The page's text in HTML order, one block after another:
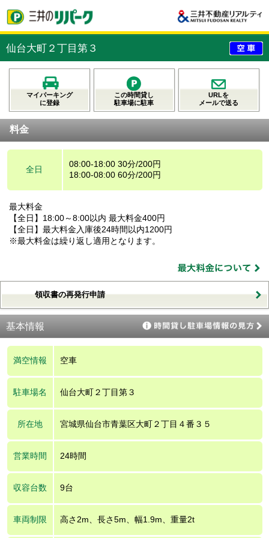
仙台大町２丁目第３
マイパーキング
に登録
この時間貸し
駐車場に駐車
URLを
メールで送る
料金
全日
08:00-18:00 30分/200円
18:00-08:00 60分/200円
最大料金
【全日】18:00～8:00以内 最大料金400円
【全日】最大料金入庫後24時間以内1200円
※最大料金は繰り返し適用となります。
領収書の再発行申請
基本情報
満空情報 空車
駐車場名 仙台大町２丁目第３
所在地 宮城県仙台市青葉区大町２丁目４番３５
営業時間 24時間
収容台数 9台
車両制限 高さ2m、長さ5m、幅1.9m、重量2t